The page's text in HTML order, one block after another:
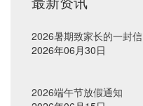
2026暑期致家长的一封信
2026年06月30日
2026端午节放假通知